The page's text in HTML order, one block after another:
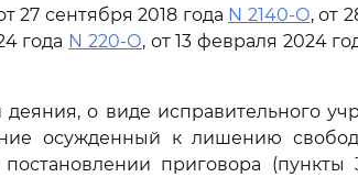
27 сентября 2018 года N 2140-О, от
года N 220-О, от 13 февраля 2024
о виде исправительного
осужденный к лишению
приговора